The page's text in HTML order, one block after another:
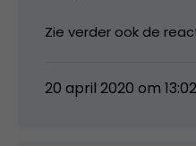
Zie verder ook de
20 april 2020 om 13:02